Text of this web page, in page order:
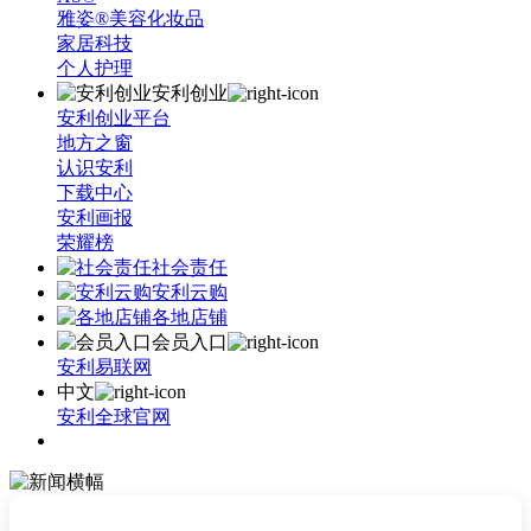
雅姿®美容化妆品
家居科技
个人护理
安利创业
安利创业平台
地方之窗
认识安利
下载中心
安利画报
荣耀榜
社会责任
安利云购
各地店铺
会员入口
安利易联网
中文
安利全球官网